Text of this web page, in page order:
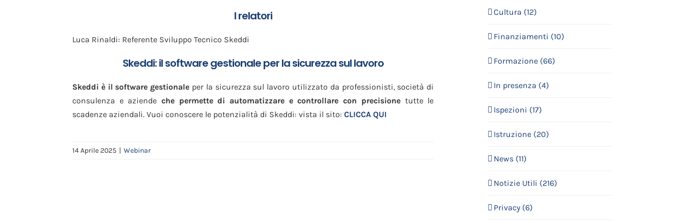
I relatori
Luca Rinaldi: Referente Sviluppo Tecnico Skeddi
Skeddi: il software gestionale per la sicurezza sul lavoro
Skeddi è il software gestionale per la sicurezza sul lavoro utilizzato da professionisti, società di
consulenza e aziendeche permette di automatizzare e controllare con precisione tutte le
scadenze aziendali. Vuoi conoscere le potenzialità di Skeddi: vista il sito: CLICCA QUI
14 Aprile 2025 | Webinar
Cultura (12)
Finanziamenti (10)
Formazione (66)
In presenza (4)
Ispezioni (17)
Istruzione (20)
News (11)
Notizie Utili (216)
Privacy (6)